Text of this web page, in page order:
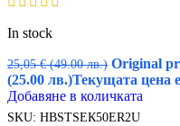
In stock
25,05€ (49.00 лв.) Original
(25.00 лв.)Текущата цена
Добавяне в количката
SKU: HBSTSEК50ER2U